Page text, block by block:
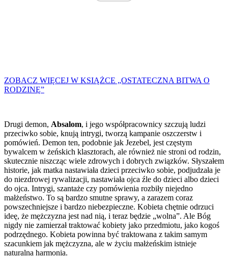
ZOBACZ WIĘCEJ W KSIĄŻCE „OSTATECZNA BITWA O
RODZINĘ”
Drugi demon, Absalom, i jego współpracownicy szczują ludzi
przeciwko sobie, knują intrygi, tworzą kampanie oszczerstw i
pomówień. Demon ten, podobnie jak Jezebel, jest częstym
bywalcem w żeńskich klasztorach, ale również nie stroni od rodzin,
skutecznie niszcząc wiele zdrowych i dobrych związków. Słyszałem
historie, jak matka nastawiała dzieci przeciwko sobie, podjudzała je
do niezdrowej rywalizacji, nastawiała ojca źle do dzieci albo dzieci
do ojca. Intrygi, szantaże czy pomówienia rozbiły niejedno
małżeństwo. To są bardzo smutne sprawy, a zarazem coraz
powszechniejsze i bardzo niebezpieczne. Kobieta chętnie odrzuci
ideę, że mężczyzna jest nad nią, i teraz będzie „wolna”. Ale Bóg
nigdy nie zamierzał traktować kobiety jako przedmiotu, jako kogoś
podrzędnego. Kobieta powinna być traktowana z takim samym
szacunkiem jak mężczyzna, ale w życiu małżeńskim istnieje
naturalna harmonia.